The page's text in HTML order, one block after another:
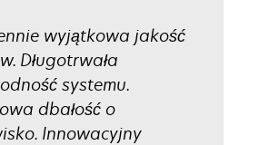
wyjątkowa jakość
Długotrwała
systemu.
dbałość o
Innowacyjny